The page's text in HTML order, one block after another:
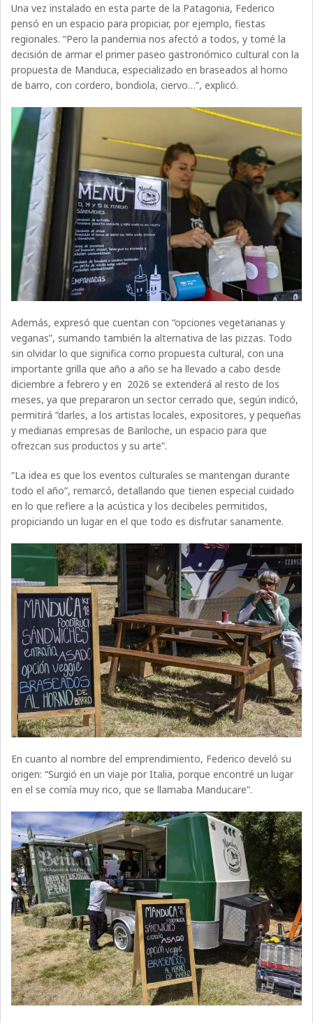
Una vez instalado en esta parte de la Patagonia, Federico
pensó en un espacio para propiciar, por ejemplo, fiestas
regionales. “Pero la pandemia nos afectó a todos, y tomé la
decisión de armar el primer paseo gastronómico cultural con la
propuesta de Manduca, especializado en braseados al horno
de barro, con cordero, bondiola, ciervo…”, explicó.
Además, expresó que cuentan con “opciones vegetarianas y
veganas”, sumando también la alternativa de las pizzas. Todo
sin olvidar lo que significa como propuesta cultural, con una
importante grilla que año a año se ha llevado a cabo desde
diciembre a febrero y en 2026 se extenderá al resto de los
meses, ya que prepararon un sector cerrado que, según indicó,
permitirá “darles, a los artistas locales, expositores, y pequeñas
y medianas empresas de Bariloche, un espacio para que
ofrezcan sus productos y su arte”.
“La idea es que los eventos culturales se mantengan durante
todo el año”, remarcó, detallando que tienen especial cuidado
en lo que refiere a la acústica y los decibeles permitidos,
propiciando un lugar en el que todo es disfrutar sanamente.
En cuanto al nombre del emprendimiento, Federico develó su
origen: “Surgió en un viaje por Italia, porque encontré un lugar
en el se comía muy rico, que se llamaba Manducare”.